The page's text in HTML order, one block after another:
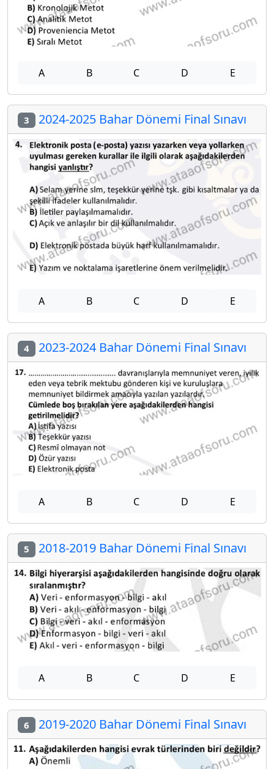
A B C D E
3 2024-2025 Bahar Dönemi Final Sınavı
A B C D E
4 2023-2024 Bahar Dönemi Final Sınavı
A B C D E
5 2018-2019 Bahar Dönemi Final Sınavı
A B C D E
6 2019-2020 Bahar Dönemi Final Sınavı